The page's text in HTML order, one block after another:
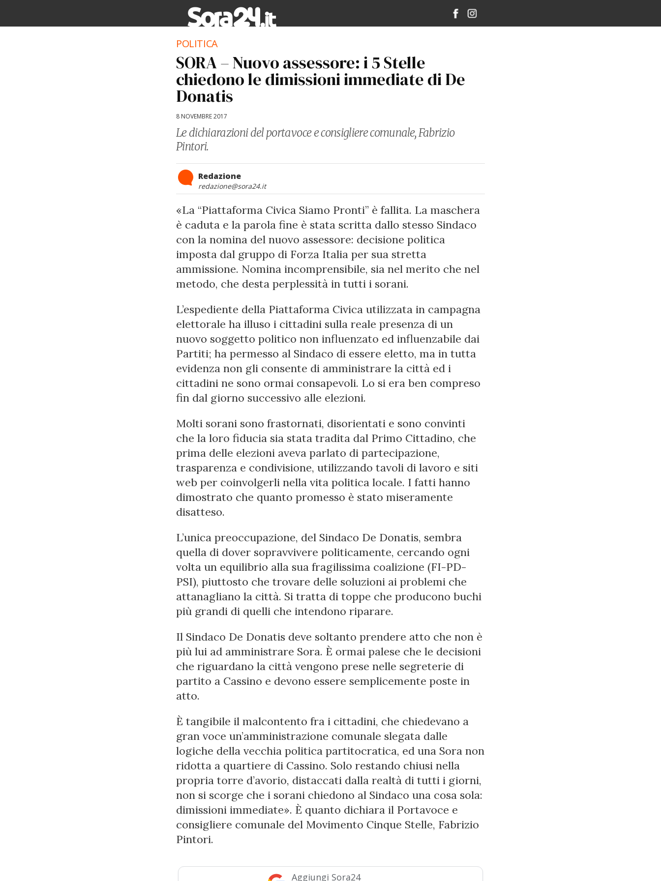
POLITICA
SORA – Nuovo assessore: i 5 Stelle
chiedono le dimissioni immediate di De
Donatis
8 NOVEMBRE 2017
Le dichiarazioni del portavoce e consigliere comunale, Fabrizio
Pintori.
Redazione
redazione@sora24.it
«La “Piattaforma Civica Siamo Pronti” è fallita. La maschera
è caduta e la parola fine è stata scritta dallo stesso Sindaco
con la nomina del nuovo assessore: decisione politica
imposta dal gruppo di Forza Italia per sua stretta
ammissione. Nomina incomprensibile, sia nel merito che nel
metodo, che desta perplessità in tutti i sorani.
L’espediente della Piattaforma Civica utilizzata in campagna
elettorale ha illuso i cittadini sulla reale presenza di un
nuovo soggetto politico non influenzato ed influenzabile dai
Partiti; ha permesso al Sindaco di essere eletto, ma in tutta
evidenza non gli consente di amministrare la città ed i
cittadini ne sono ormai consapevoli. Lo si era ben compreso
fin dal giorno successivo alle elezioni.
Molti sorani sono frastornati, disorientati e sono convinti
che la loro fiducia sia stata tradita dal Primo Cittadino, che
prima delle elezioni aveva parlato di partecipazione,
trasparenza e condivisione, utilizzando tavoli di lavoro e siti
web per coinvolgerli nella vita politica locale. I fatti hanno
dimostrato che quanto promesso è stato miseramente
disatteso.
L’unica preoccupazione, del Sindaco De Donatis, sembra
quella di dover sopravvivere politicamente, cercando ogni
volta un equilibrio alla sua fragilissima coalizione (FI-PD-
PSI), piuttosto che trovare delle soluzioni ai problemi che
attanagliano la città. Si tratta di toppe che producono buchi
più grandi di quelli che intendono riparare.
Il Sindaco De Donatis deve soltanto prendere atto che non è
più lui ad amministrare Sora. È ormai palese che le decisioni
che riguardano la città vengono prese nelle segreterie di
partito a Cassino e devono essere semplicemente poste in
atto.
È tangibile il malcontento fra i cittadini, che chiedevano a
gran voce un’amministrazione comunale slegata dalle
logiche della vecchia politica partitocratica, ed una Sora non
ridotta a quartiere di Cassino. Solo restando chiusi nella
propria torre d’avorio, distaccati dalla realtà di tutti i giorni,
non si scorge che i sorani chiedono al Sindaco una cosa sola:
dimissioni immediate». È quanto dichiara il Portavoce e
consigliere comunale del Movimento Cinque Stelle, Fabrizio
Pintori.
Aggiungi Sora24